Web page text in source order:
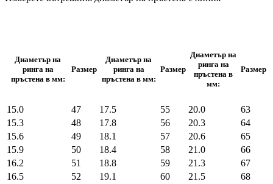
Диаметър на
ринга на
пръстена в мм:
Размер
Диаметър на
ринга на
пръстена в мм:
Размер
Диаметър на
ринга на
пръстена в
мм:
Размер
15.0 47 17.5 55 20.0
63
15.3
48 17.8 56 20.3
64
15.6
49 18.1 57 20.6
65
15.9
50 18.4 58 21.0
66
16.2
51 18.8 59 21.3
67
16.5
52 19.1 60 21.5
68